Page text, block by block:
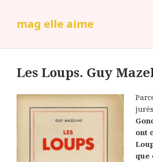
mag elle aime
Les Loups. Guy
ont
que